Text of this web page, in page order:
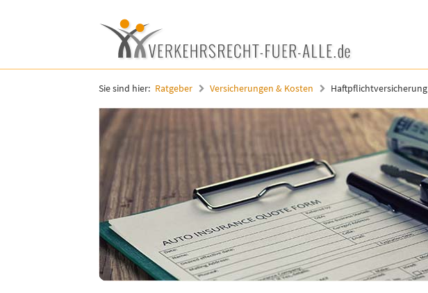
Sie sind hier: Ratgeber Versicherungen & Kosten Haftpflichtversicherung